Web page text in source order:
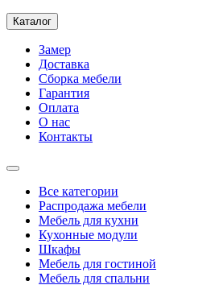
Каталог
Замер
Доставка
Сборка мебели
Гарантия
Оплата
О нас
Контакты
Все категории
Распродажа мебели
Мебель для кухни
Кухонные модули
Шкафы
Мебель для гостиной
Мебель для спальни